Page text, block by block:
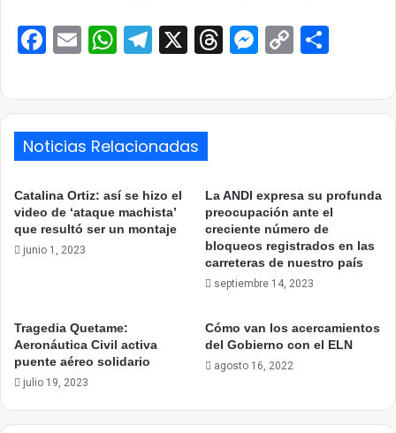
Facebook
EmailWhatsApp
Telegram
X ThreadsCopy
Noticias Relacionadas
Catalina Ortiz: así se hizo el
video de ‘ataque machista’
que resultó ser un montaje
junio 1, 2023
La ANDI expresa su profunda
preocupación ante el
creciente número de
bloqueos registrados en las
carreteras de nuestro país
septiembre 14, 2023
Tragedia Quetame:
Aeronáutica Civil activa
puente aéreo solidario
julio 19, 2023
Cómo van los acercamientos
del Gobierno con el ELN
agosto 16, 2022